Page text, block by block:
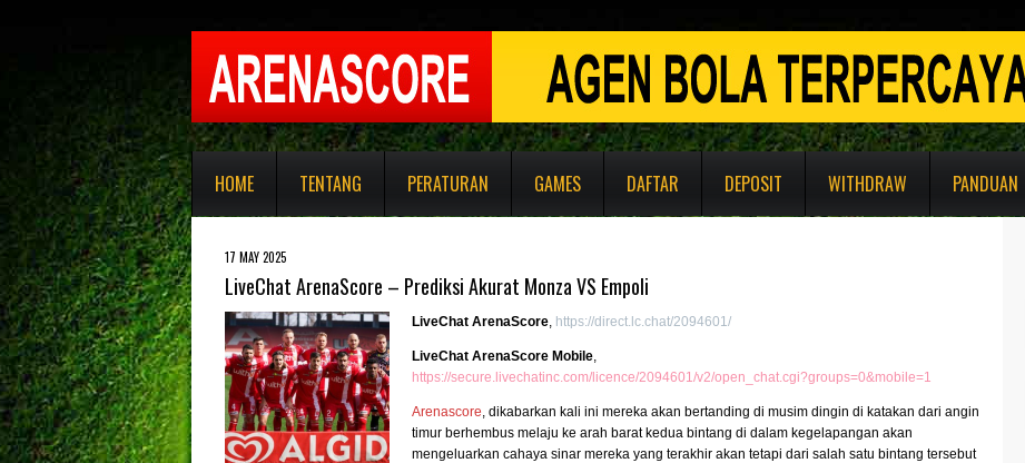
HOME TENTANG PERATURAN GAMES DAFTAR DEPOSIT WITHDRAW PANDUAN
17 MAY 2025
LiveChat ArenaScore – Prediksi Akurat Monza VS Empoli
LiveChat ArenaScore, https://direct.lc.chat/2094601/
LiveChat ArenaScore Mobile,
https://secure.livechatinc.com/licence/2094601/v2/open_chat.cgi?groups=0&mobile=1
Arenascore, dikabarkan kali ini mereka akan bertanding di musim dingin di katakan dari angin
timur berhembus melaju ke arah barat kedua bintang di dalam kegelapangan akan
mengeluarkan cahaya sinar mereka yang terakhir akan tetapi dari salah satu bintang tersebut